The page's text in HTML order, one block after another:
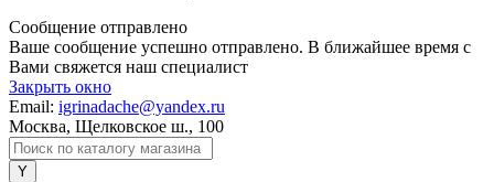
Сообщение отправлено
Ваше сообщение успешно отправлено. В ближайшее время с
Вами свяжется наш специалист
Закрыть окно
Email: igrinadache@yandex.ru
Москва, Щелковское ш., 100